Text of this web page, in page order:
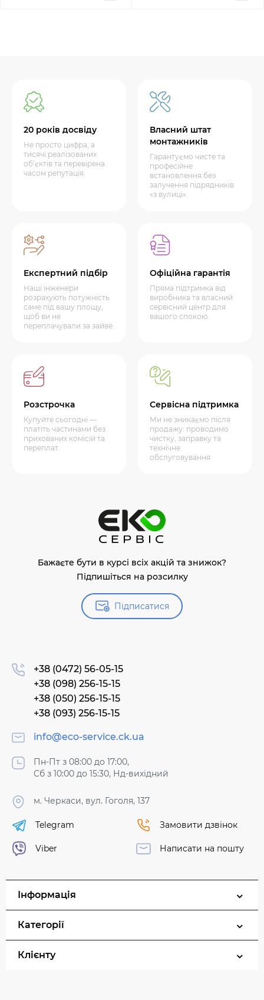
20 років досвіду
Не просто цифра, а
тисячі реалізованих
об’єктів та перевірена
часом репутація.
Власний штат
монтажників
Гарантуємо чисте та
професійне
встановлення без
залучення підрядників
«з вулиці»
Експертний підбір
Наші інженери
розрахують потужність
саме під вашу площу,
щоб ви не
переплачували за зайве.
Офіційна гарантія
Пряма підтримка від
виробника та власний
сервісний центр для
вашого спокою.
Розстрочка
Купуйте сьогодні —
платіть частинами без
прихованих комісій та
переплат.
Сервісна підтримка
Ми не зникаємо після
продажу: проводимо
чистку, заправку та
технічне
обслуговування
Бажаєте бути в курсі всіх акцій та знижок?
Підпишіться на розсилку
Підписатися
+38 (0472) 56-05-15
+38 (098) 256-15-15
+38 (050) 256-15-15
+38 (093) 256-15-15
info@eco-service.ck.ua
Пн-Пт з 08:00 до 17:00,
Сб з 10:00 до 15:30, Нд-вихідний
м. Черкаси, вул. Гоголя, 137
Telegram
Viber
Замовити дзвінок
Написати на пошту
Інформація
Категорії
Клієнту